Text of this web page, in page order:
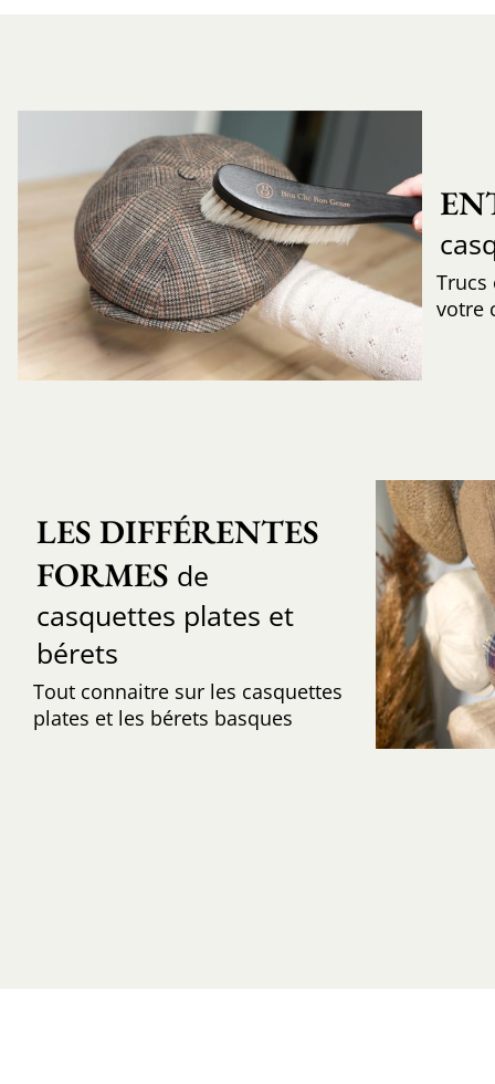
votre
LES DIFFÉRENTES
FORMES de
casquettes plates et
bérets
Tout connaitre sur les casquettes
plates et les bérets basques